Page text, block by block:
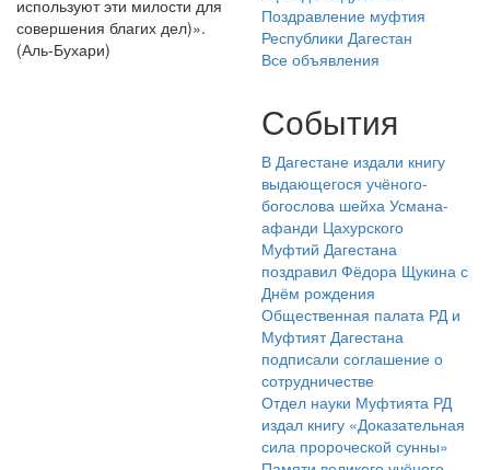
используют эти милости для
совершения благих дел)».
(Аль-Бухари)
Поздравление муфтия
Республики Дагестан
Все объявления
События
В Дагестане издали книгу
выдающегося учёного-
богослова шейха Усмана-
афанди Цахурского
Муфтий Дагестана
поздравил Фёдора Щукина с
Днём рождения
Общественная палата РД и
Муфтият Дагестана
подписали соглашение о
сотрудничестве
Отдел науки Муфтията РД
издал книгу «Доказательная
сила пророческой сунны»